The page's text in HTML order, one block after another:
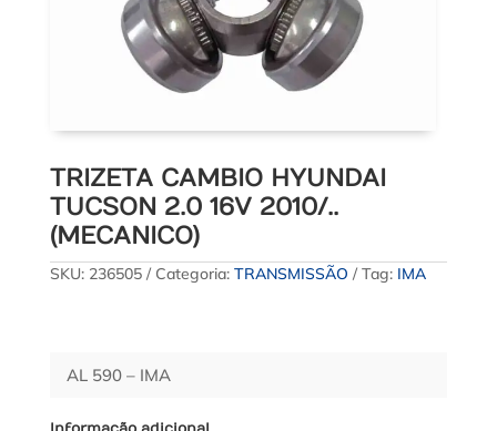
TRIZETA CAMBIO HYUNDAI
TUCSON 2.0 16V 2010/..
(MECANICO)
SKU: 236505 Categoria: TRANSMISSÃO Tag: IMA
AL 590 – IMA